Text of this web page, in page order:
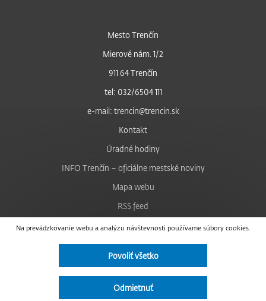
Na prevádzkovanie webu a analýzu návštevnosti používame súbory cookies.
Povoliť všetko
Odmietnuť
Mesto Trenčín
Mierové nám. 1/2
911 64 Trenčín
tel: 032/6504 111
e-mail: trencin@trencin.sk
Kontakt
Úradné hodiny
INFO Trenčín – oficiálne mestské noviny
Mapa webu
RSS feed
Nastavenie cookies
Facebook
Instagram